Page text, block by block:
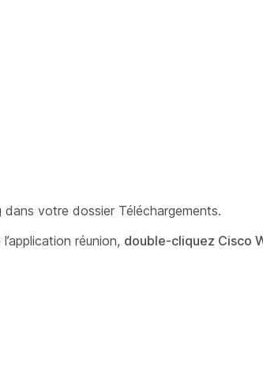
dans votre dossier Téléchargements.
réunion, double-cliquez Cisco